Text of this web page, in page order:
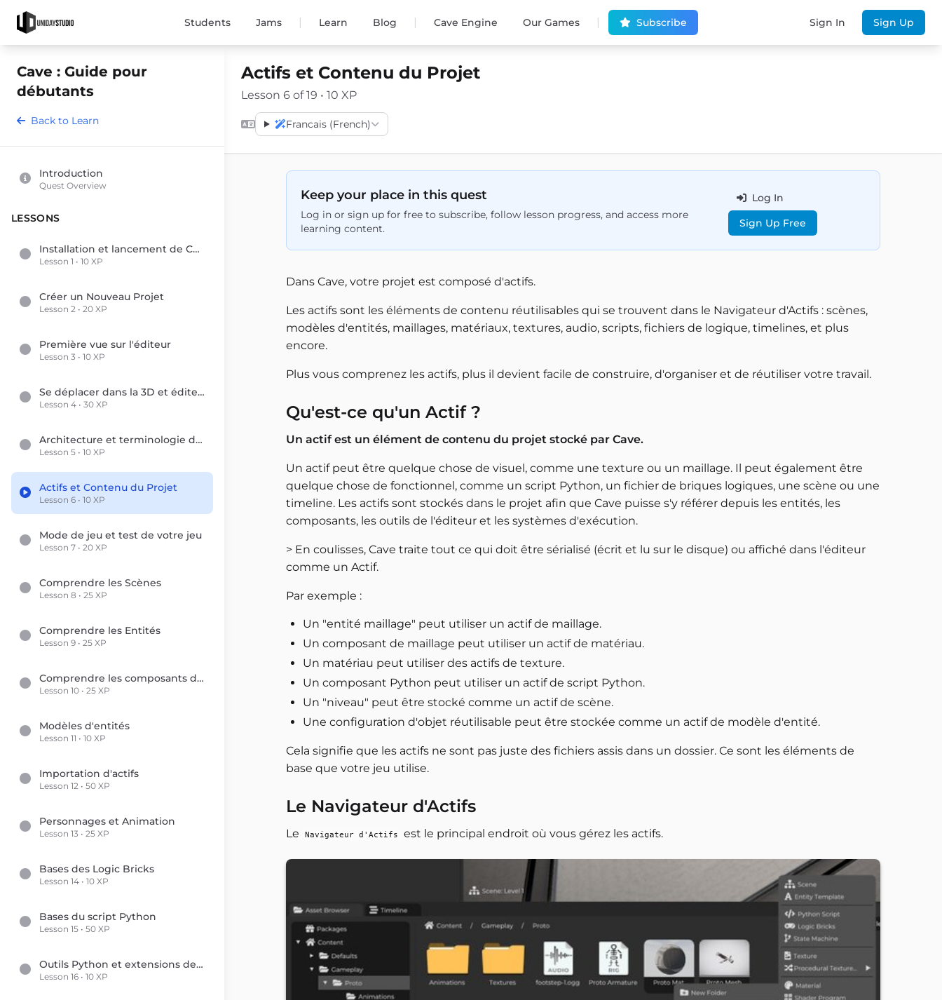
Students Jams | Learn Blog | Cave Engine Our Games | Subscribe Sign In Sign Up
Cave : Guide pour
débutants
Back to Learn
Introduction
Quest Overview
LESSONS
Installation et lancement de Cave Engine pour la première fois
Lesson 1 • 10 XP
Créer un Nouveau Projet
Lesson 2 • 20 XP
Première vue sur l'éditeur
Lesson 3 • 10 XP
Se déplacer dans la 3D et éditer le monde
Lesson 4 • 30 XP
Architecture et terminologie du moteur
Lesson 5 • 10 XP
Actifs et Contenu du Projet
Lesson 6 • 10 XP
Mode de jeu et test de votre jeu
Lesson 7 • 20 XP
Comprendre les Scènes
Lesson 8 • 25 XP
Comprendre les Entités
Lesson 9 • 25 XP
Comprendre les composants d'entité
Lesson 10 • 25 XP
Modèles d'entités
Lesson 11 • 10 XP
Importation d'actifs
Lesson 12 • 50 XP
Personnages et Animation
Lesson 13 • 25 XP
Bases des Logic Bricks
Lesson 14 • 10 XP
Bases du script Python
Lesson 15 • 50 XP
Outils Python et extensions de l'éditeur
Lesson 16 • 10 XP
Actifs et Contenu du Projet
Lesson 6 of 19 • 10 XP
Francais (French)
Keep your place in this quest
Log in or sign up for free to subscribe, follow lesson progress, and access more
learning content.
Log In
Sign Up Free
Dans Cave, votre projet est composé d'actifs.
Les actifs sont les éléments de contenu réutilisables qui se trouvent dans le Navigateur d'Actifs : scènes,
modèles d'entités, maillages, matériaux, textures, audio, scripts, fichiers de logique, timelines, et plus
encore.
Plus vous comprenez les actifs, plus il devient facile de construire, d'organiser et de réutiliser votre travail.
Qu'est-ce qu'un Actif ?
Un actif est un élément de contenu du projet stocké par Cave.
Un actif peut être quelque chose de visuel, comme une texture ou un maillage. Il peut également être
quelque chose de fonctionnel, comme un script Python, un fichier de briques logiques, une scène ou une
timeline. Les actifs sont stockés dans le projet afin que Cave puisse s'y référer depuis les entités, les
composants, les outils de l'éditeur et les systèmes d'exécution.
> En coulisses, Cave traite tout ce qui doit être sérialisé (écrit et lu sur le disque) ou affiché dans l'éditeur
comme un Actif.
Par exemple :
Un "entité maillage" peut utiliser un actif de maillage.
Un composant de maillage peut utiliser un actif de matériau.
Un matériau peut utiliser des actifs de texture.
Un composant Python peut utiliser un actif de script Python.
Un "niveau" peut être stocké comme un actif de scène.
Une configuration d'objet réutilisable peut être stockée comme un actif de modèle d'entité.
Cela signifie que les actifs ne sont pas juste des fichiers assis dans un dossier. Ce sont les éléments de
base que votre jeu utilise.
Le Navigateur d'Actifs
Le Navigateur d'Actifs est le principal endroit où vous gérez les actifs.